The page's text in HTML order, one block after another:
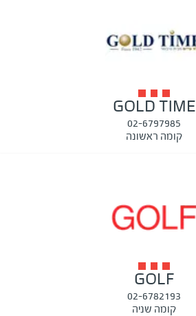
GOLD TIME
02-6797985
קומה ראשונה
GOLF
02-6782193
קומה שניה